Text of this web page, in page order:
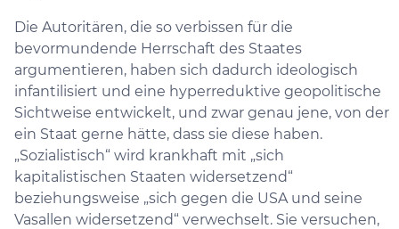
Die Autoritären, die so verbissen für die
bevormundende Herrschaft des Staates
argumentieren, haben sich dadurch ideologisch
infantilisiert und eine hyperreduktive geopolitische
Sichtweise entwickelt, und zwar genau jene, von der
ein Staat gerne hätte, dass sie diese haben.
„Sozialistisch“ wird krankhaft mit „sich
kapitalistischen Staaten widersetzend“
beziehungsweise „sich gegen die USA und seine
Vasallen widersetzend“ verwechselt. Sie versuchen,